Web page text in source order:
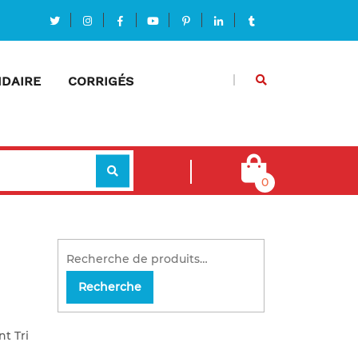
CORRIGÉS
0
Tri
Recherche